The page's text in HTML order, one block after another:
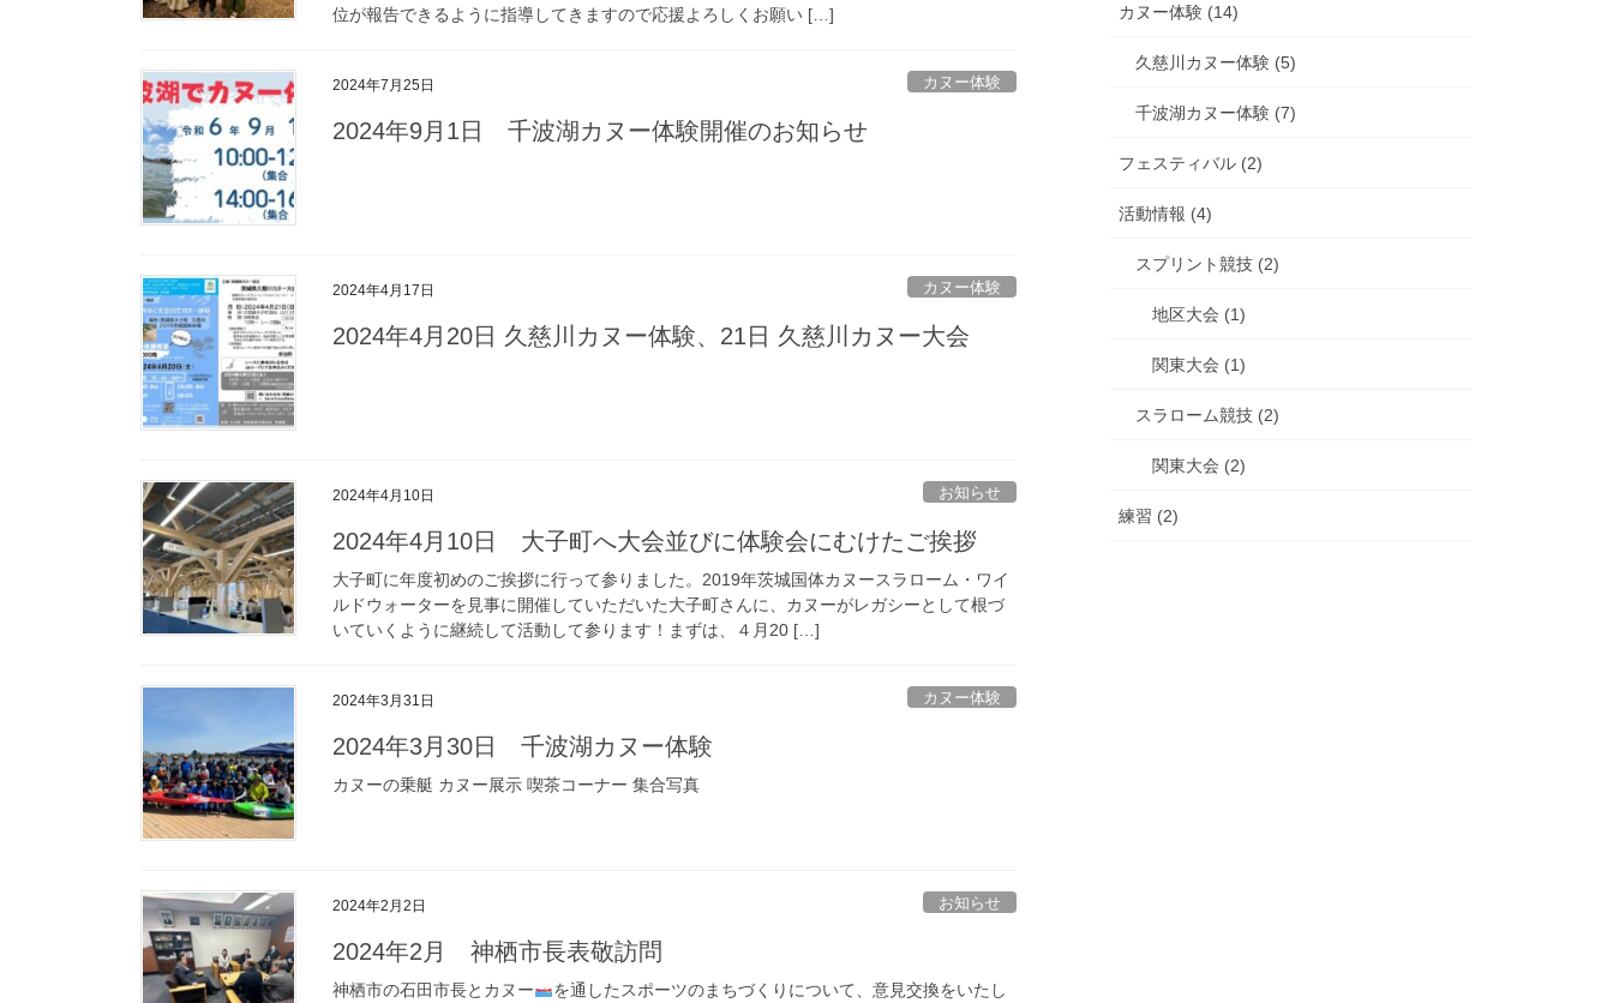
位が報告できるように指導してきますので応援よろしくお願い […]
2024年7月25日 カヌー体験
2024年9月1日 千波湖カヌー体験開催のお知らせ
2024年4月17日 カヌー体験
2024年4月20日 久慈川カヌー体験、21日 久慈川カヌー大会
2024年4月10日 お知らせ
2024年4月10日 大子町へ大会並びに体験会にむけたご挨拶
大子町に年度初めのご挨拶に行って参りました。2019年茨城国体カヌースラローム・ワイ
ルドウォーターを見事に開催していただいた大子町さんに、カヌーがレガシーとして根づ
いていくように継続して活動して参ります！まずは、４月20 […]
2024年3月31日 カヌー体験
2024年3月30日 千波湖カヌー体験
カヌーの乗艇 カヌー展示 喫茶コーナー 集合写真
2024年2月2日 お知らせ
2024年2月 神栖市長表敬訪問
神栖市の石田市長とカヌー
を通したスポーツのまちづくりについて、意見交換をいたし
カヌー体験 (14)
久慈川カヌー体験 (5)
千波湖カヌー体験 (7)
フェスティバル (2)
活動情報 (4)
スプリント競技 (2)
地区大会 (1)
関東大会 (1)
スラローム競技 (2)
関東大会 (2)
練習 (2)